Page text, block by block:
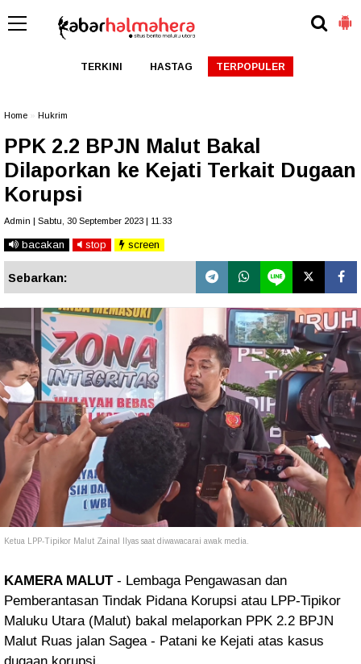
TERKINI HASTAG TERPOPULER
Home Hukrim
PPK 2.2 BPJN Malut Bakal
Dilaporkan ke Kejati Terkait Dugaan
Korupsi
Admin | Sabtu, 30 September 2023 | 11.33
bacakan stop screen
Sebarkan:
Ketua LPP-Tipikor Malut Zainal Ilyas saat diwawacarai awak media.
KAMERA MALUT- Lembaga Pengawasan dan
Pemberantasan Tindak Pidana Korupsi atau LPP-Tipikor
Maluku Utara (Malut) bakal melaporkan PPK 2.2 BPJN
Malut Ruas jalan Sagea - Patani ke Kejati atas kasus